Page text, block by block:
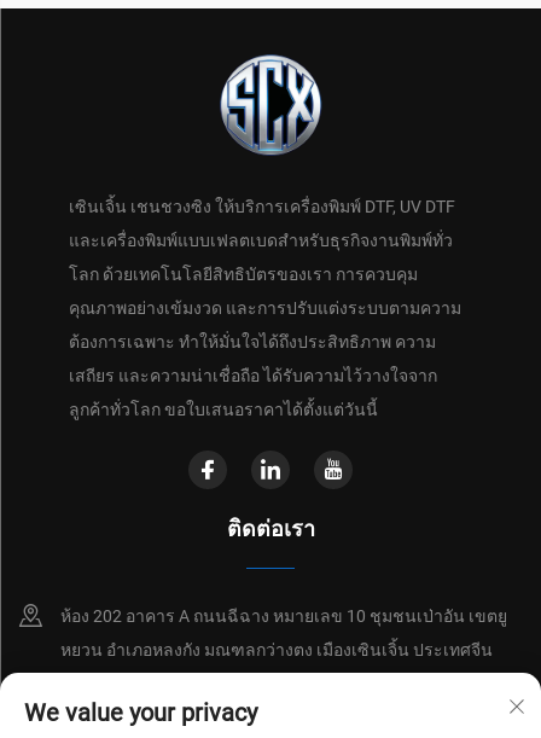
เซินเจิ้น เชนชวงซิง ให้บริการเครื่องพิมพ์ DTF, UV DTF
และเครื่องพิมพ์แบบเฟลตเบดสำหรับธุรกิจงานพิมพ์ทั่ว
โลก ด้วยเทคโนโลยีสิทธิบัตรของเรา การควบคุม
คุณภาพอย่างเข้มงวด และการปรับแต่งระบบตามความ
ต้องการเฉพาะ ทำให้มั่นใจได้ถึงประสิทธิภาพ ความ
เสถียร และความน่าเชื่อถือ ได้รับความไว้วางใจจาก
ลูกค้าทั่วโลก ขอใบเสนอราคาได้ตั้งแต่วันนี้
ติดต่อเรา
ห้อง 202 อาคาร A ถนนฉีฉาง หมายเลข 10 ชุมชนเป่าอัน เขตยู
หยวน อำเภอหลงกัง มณฑลกว่างตง เมืองเซินเจิ้น ประเทศจีน
+86-18214652676
We value your privacy